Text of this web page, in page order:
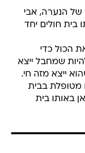
הנערה, אבי
חולים יחד
הכול כדי
שמחבל ייצא
ייצא מזה חי.
מטופלת בבית
באותו בית